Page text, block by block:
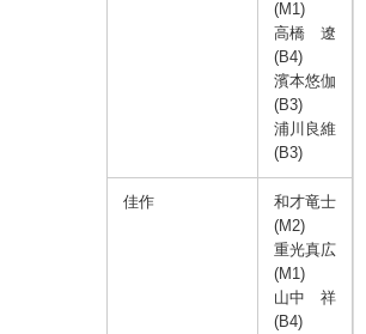
(M1)
高橋 遼
(B4)
濱本悠伽
(B3)
浦川良維
(B3)
佳作
和才竜士
(M2)
重光真広
(M1)
山中 祥
(B4)